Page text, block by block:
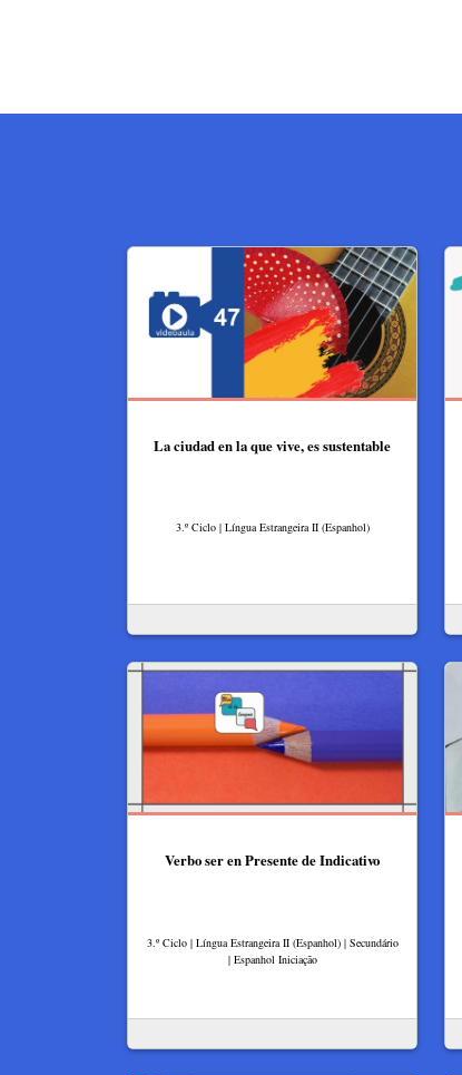
La ciudad en la que vive, es sustentable
3.º Ciclo | Língua Estrangeira II (Espanhol)
Verbo ser en Presente de Indicativo
3.º Ciclo | Língua Estrangeira II (Espanhol) | Secundário
| Espanhol Iniciação